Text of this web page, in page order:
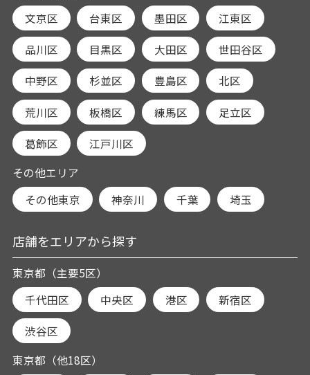
文京区
台東区 墨田区 江東区
品川区 目黒区 大田区 世田谷区
中野区 杉並区 豊島区 北区
荒川区 板橋区 練馬区 足立区
葛飾区
江戸川区
その他エリア
その他東京
神奈川 千葉 埼玉
店舗をエリアから探す
東京都（主要5区）
千代田区
中央区 港区 新宿区
渋谷区
東京都（他18区）